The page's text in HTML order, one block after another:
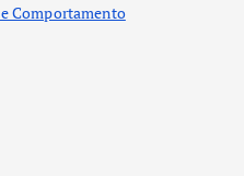
Comportamento